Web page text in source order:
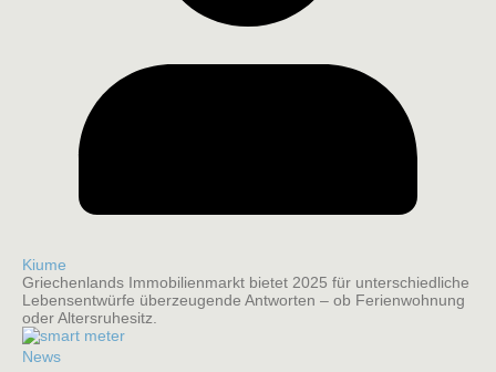
Kiume
Griechenlands Immobilienmarkt bietet 2025 für unterschiedliche
Lebensentwürfe überzeugende Antworten – ob Ferienwohnung
oder Altersruhesitz.
News